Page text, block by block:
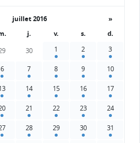
juillet 2016
»
j. v. s. d.
30 1 2 3
6 7 8 9 10
14 15 16 17
21 22 23 24
28 29 30 31